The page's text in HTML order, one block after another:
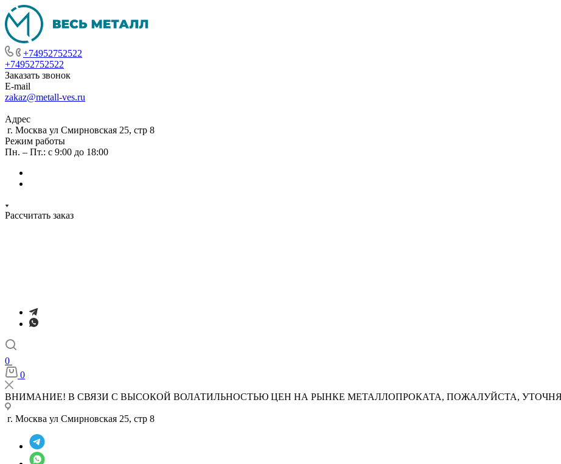
+74952752522
+74952752522
Заказать звонок
E-mail
zakaz@metall-ves.ru
Адрес
г. Москва ул Смирновская 25, стр 8
Режим работы
Пн. – Пт.: с 9:00 до 18:00
Рассчитать заказ
0
0
ВНИМАНИЕ! В СВЯЗИ С ВЫСОКОЙ ВОЛАТИЛЬНОСТЬЮ ЦЕН НА РЫНКЕ МЕТАЛЛОПРОКАТА, ПОЖАЛУЙСТА,
г. Москва ул Смирновская 25, стр 8